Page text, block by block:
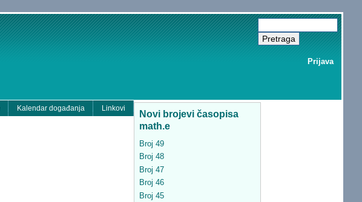
Prijava
Kalendar događanja Linkovi
Novi brojevi časopisa
math.e
Broj 49
Broj 48
Broj 47
Broj 46
Broj 45